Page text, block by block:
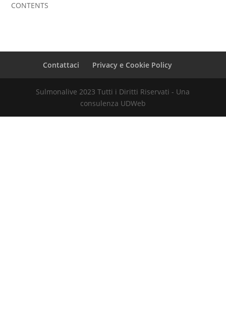
CONTENTS
Contattaci Privacy e Cookie Policy
Sulmonalive 2023 Tutti i Diritti Riservati - Una
consulenza UDWeb